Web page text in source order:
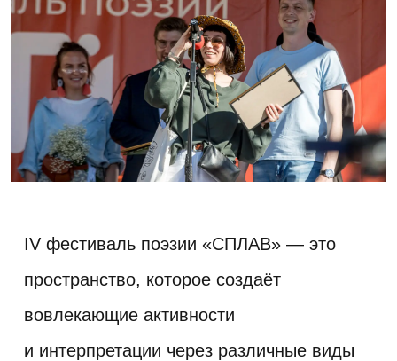
IV фестиваль поэзии «СПЛАВ» — это
пространство, которое создаёт
вовлекающие активности
и интерпретации через различные виды